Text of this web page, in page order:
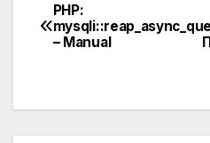
Post
navigation
PHP:
– Manual